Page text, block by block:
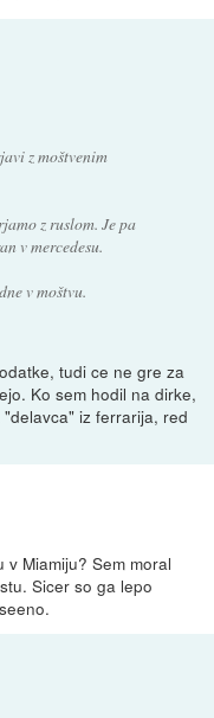
z moštvenim
z ruslom. Je pa
v mercedesu.
v moštvu.
tudi ce ne gre za
Ko sem hodil na dirke,
iz ferrarija, red
Miamiju? Sem moral
Sicer so ga lepo